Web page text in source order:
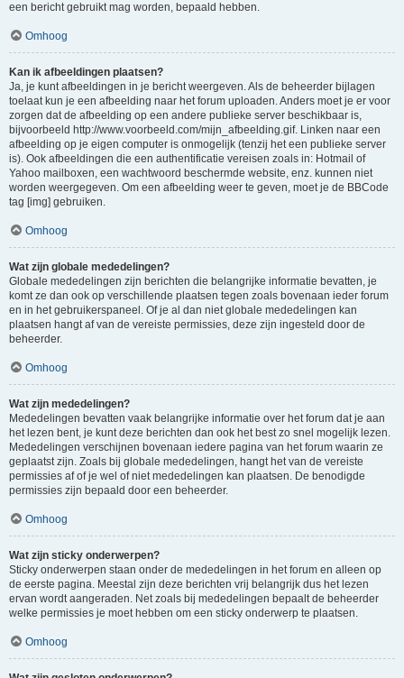
een bericht gebruikt mag worden, bepaald hebben.
Omhoog
Kan ik afbeeldingen plaatsen?
Ja, je kunt afbeeldingen in je bericht weergeven. Als de beheerder bijlagen
toelaat kun je een afbeelding naar het forum uploaden. Anders moet je er voor
zorgen dat de afbeelding op een andere publieke server beschikbaar is,
bijvoorbeeld http://www.voorbeeld.com/mijn_afbeelding.gif. Linken naar een
afbeelding op je eigen computer is onmogelijk (tenzij het een publieke server
is). Ook afbeeldingen die een authentificatie vereisen zoals in: Hotmail of
Yahoo mailboxen, een wachtwoord beschermde website, enz. kunnen niet
worden weergegeven. Om een afbeelding weer te geven, moet je de BBCode
tag [img] gebruiken.
Omhoog
Wat zijn globale mededelingen?
Globale mededelingen zijn berichten die belangrijke informatie bevatten, je
komt ze dan ook op verschillende plaatsen tegen zoals bovenaan ieder forum
en in het gebruikerspaneel. Of je al dan niet globale mededelingen kan
plaatsen hangt af van de vereiste permissies, deze zijn ingesteld door de
beheerder.
Omhoog
Wat zijn mededelingen?
Mededelingen bevatten vaak belangrijke informatie over het forum dat je aan
het lezen bent, je kunt deze berichten dan ook het best zo snel mogelijk lezen.
Mededelingen verschijnen bovenaan iedere pagina van het forum waarin ze
geplaatst zijn. Zoals bij globale mededelingen, hangt het van de vereiste
permissies af of je wel of niet mededelingen kan plaatsen. De benodigde
permissies zijn bepaald door een beheerder.
Omhoog
Wat zijn sticky onderwerpen?
Sticky onderwerpen staan onder de mededelingen in het forum en alleen op
de eerste pagina. Meestal zijn deze berichten vrij belangrijk dus het lezen
ervan wordt aangeraden. Net zoals bij mededelingen bepaalt de beheerder
welke permissies je moet hebben om een sticky onderwerp te plaatsen.
Omhoog